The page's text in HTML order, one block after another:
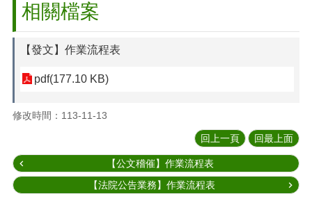
相關檔案
【發文】作業流程表
pdf(177.10 KB)
修改時間：113-11-13
回上一頁 回最上面
【公文稽催】作業流程表
【法院公告業務】作業流程表